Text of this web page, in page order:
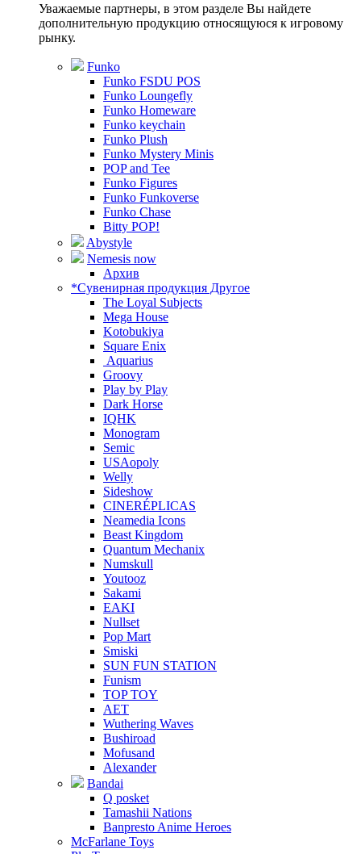
Уважаемые партнеры, в этом разделе Вы найдете
дополнительную продукцию относящуюся к игровому
рынку.
Funko
Funko FSDU POS
Funko Loungefly
Funko Homeware
Funko keychain
Funko Plush
Funko Mystery Minis
POP and Tee
Funko Figures
Funko Funkoverse
Funko Chase
Bitty POP!
Abystyle
Nemesis now
Архив
*Сувенирная продукция Другое
The Loyal Subjects
Mega House
Kotobukiya
Square Enix
Aquarius
Groovy
Play by Play
Dark Horse
IQHK
Monogram
Semic
USAopoly
Welly
Sideshow
CINERÉPLICAS
Neamedia Icons
Beast Kingdom
Quantum Mechanix
Numskull
Youtooz
Sakami
EAKI
Nullset
Pop Mart
Smiski
SUN FUN STATION
Funism
TOP TOY
AET
Wuthering Waves
Bushiroad
Mofusand
Alexander
Bandai
Q posket
Tamashii Nations
Banpresto Anime Heroes
McFarlane Toys